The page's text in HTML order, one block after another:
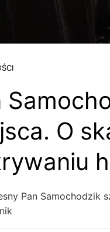
O
Pan Samochodzik